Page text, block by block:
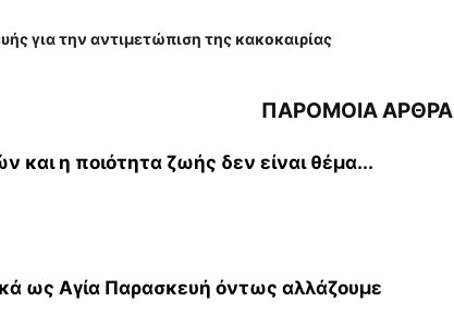
για την αντιμετώπιση της κακοκαιρίας
ΠΑΡΟΜΟΙΑ ΑΡΘΡΑ
και η ποιότητα ζωής δεν είναι θέμα...
ως Αγία Παρασκευή όντως αλλάζουμε